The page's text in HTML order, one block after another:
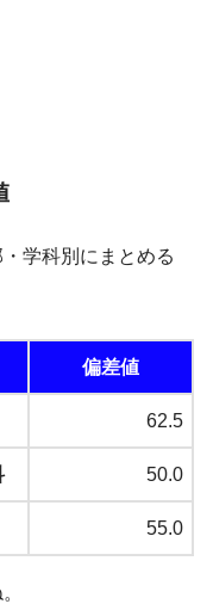
・学科別にまとめる
偏差値
62.5
50.0
55.0